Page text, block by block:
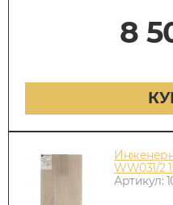
8
WW031/2
Артикул: